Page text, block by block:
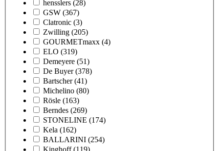
hensslers (28)
GSW (367)
Clatronic (3)
Zwilling (205)
GOURMETmaxx (4)
ELO (319)
Demeyere (51)
De Buyer (378)
Bartscher (41)
Michelino (80)
Rösle (163)
Berndes (269)
STONELINE (174)
Kela (162)
BALLARINI (254)